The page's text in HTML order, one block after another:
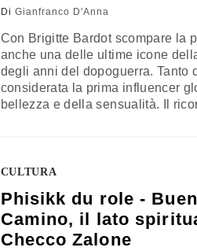
Di Gianfranco D'Anna
Con Brigitte Bardot scompare la
anche una delle ultime icone
degli anni del dopoguerra. Tanto
considerata la prima influencer
bellezza e della sensualità. Il
CULTURA
Phisikk du role - Buen
Camino, il lato
Checco Zalone